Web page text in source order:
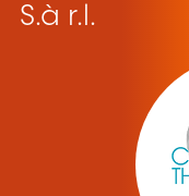
S.à r.l.